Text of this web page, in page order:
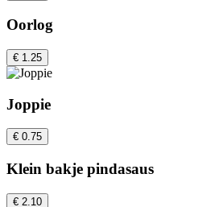
Oorlog
€ 1.25
Joppie
€ 0.75
Klein bakje pindasaus
€ 2.10